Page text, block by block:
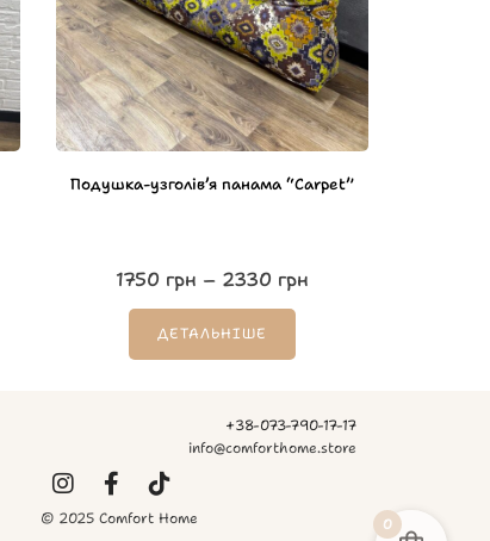
Подушка-узголівʼя панама “Carpet”
1750 грн – 2330 грн
ДЕТАЛЬНІШЕ
+38-073-790-17-17
info@comforthome.store
© 2025 Comfort Home 0